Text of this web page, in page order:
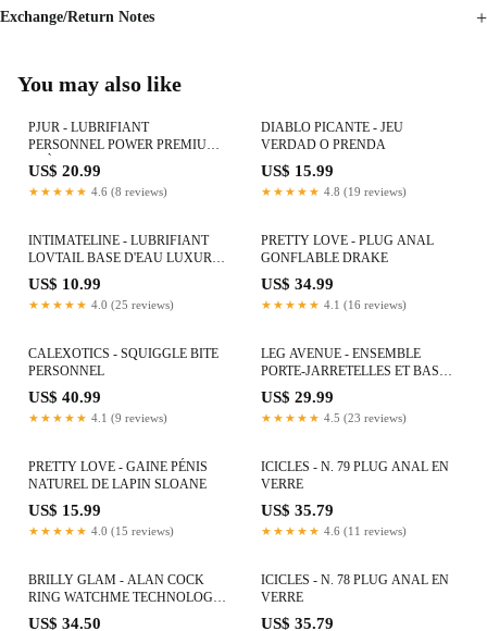
Exchange/Return Notes
You may also like
PJUR - LUBRIFIANT
PERSONNEL POWER PREMIUM
CRÈME 150 ML
US$ 20.99
★★★★★ 4.6 (8 reviews)
DIABLO PICANTE - JEU
VERDAD O PRENDA
US$ 15.99
★★★★★ 4.8 (19 reviews)
INTIMATELINE - LUBRIFIANT
LOVTAIL BASE D'EAU LUXURIA
MOJITO 60 ML
US$ 10.99
★★★★★ 4.0 (25 reviews)
PRETTY LOVE - PLUG ANAL
GONFLABLE DRAKE
US$ 34.99
★★★★★ 4.1 (16 reviews)
CALEXOTICS - SQUIGGLE BITE
PERSONNEL
US$ 40.99
★★★★★ 4.1 (9 reviews)
LEG AVENUE - ENSEMBLE
PORTE-JARRETELLES ET BAS
TAILLE UNIQUE
US$ 29.99
★★★★★ 4.5 (23 reviews)
PRETTY LOVE - GAINE PÉNIS
NATUREL DE LAPIN SLOANE
US$ 15.99
★★★★★ 4.0 (15 reviews)
ICICLES - N. 79 PLUG ANAL EN
VERRE
US$ 35.79
★★★★★ 4.6 (11 reviews)
BRILLY GLAM - ALAN COCK
RING WATCHME TECHNOLOGIE
SANS FIL COMPATIBLE
US$ 34.50
ICICLES - N. 78 PLUG ANAL EN
VERRE
US$ 35.79